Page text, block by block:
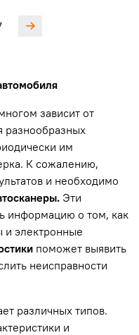
зависит от
разнообразных
им
К сожалению,
и необходимо
Эти
информацию о том, как
и электронные
поможет выявить
неисправности
различных типов.
и